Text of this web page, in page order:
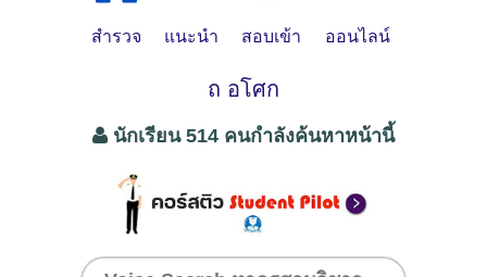
สำรวจ แนะนำ สอบเข้า ออนไลน์
ถ อโศก
นักเรียน 514 คนกำลังค้นหาหน้านี้